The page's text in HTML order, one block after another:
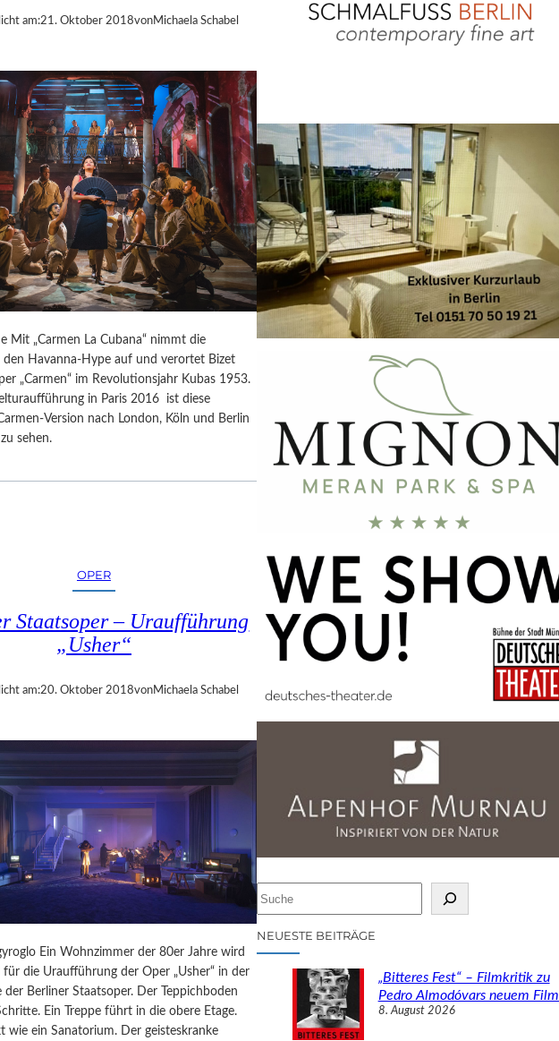
am:21. Oktober 2018vonMichaela Schabel
Mit „Carmen La Cubana“ nimmt die
Havanna-Hype auf und verortet Bizet
„Carmen“ im Revolutionsjahr Kubas 1953.
in Paris 2016 ist diese
Version nach London, Köln und Berlin
sehen.
OPER
Staatsoper – Uraufführung
„Usher“
am:20. Oktober 2018vonMichaela Schabel
Ein Wohnzimmer der 80er Jahre wird
die Uraufführung der Oper „Usher“ in der
der Berliner Staatsoper. Der Teppichboden
Ein Treppe führt in die obere Etage.
wie ein Sanatorium. Der geisteskranke
S
u
c
h
NEUESTE BEITRÄGE
„Bitteres Fest“ – Filmkritik zu
Pedro Almodóvars neuem Film
8. August 2026